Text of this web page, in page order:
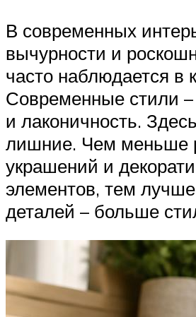
В современных
вычурности и
часто наблюдается в
Современные стили –
и лаконичность.
лишние. Чем меньше
украшений и
элементов, тем
деталей – больше